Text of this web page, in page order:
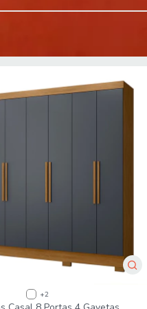
Espelho 100% MDF Fenix
+2